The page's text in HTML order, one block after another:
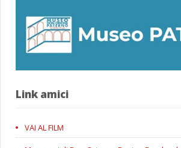
Link amici
VAI AL FILM